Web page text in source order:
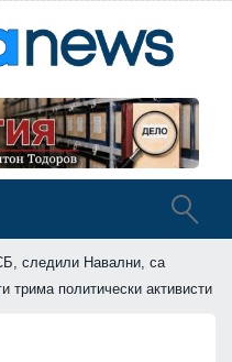
следили Навални, са
трима политически активисти